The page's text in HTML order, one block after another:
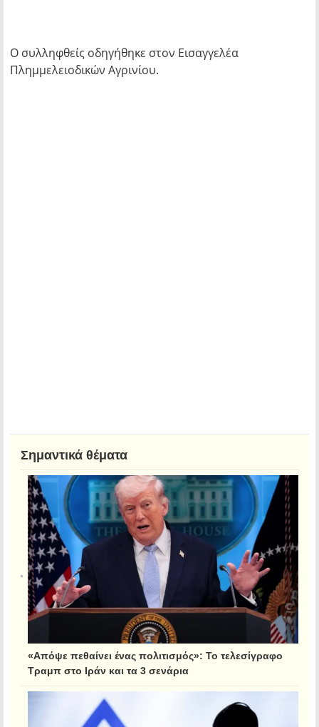
Ο συλληφθείς οδηγήθηκε στον Εισαγγελέα
Πλημμελειοδικών Αγρινίου.
Σημαντικά θέματα
«Απόψε πεθαίνει ένας πολιτισμός»: Το τελεσίγραφο
Τραμπ στο Ιράν και τα 3 σενάρια